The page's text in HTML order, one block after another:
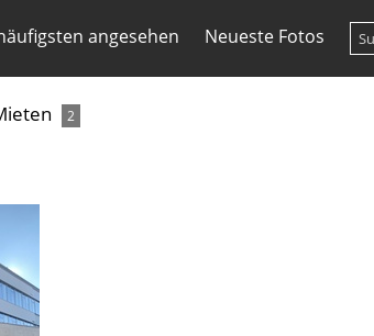
angesehen Neueste Fotos
2